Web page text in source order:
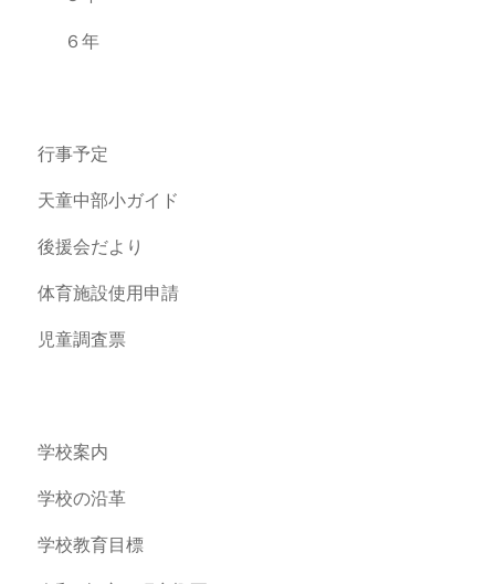
６年
行事予定
天童中部小ガイド
後援会だより
体育施設使用申請
児童調査票
学校案内
学校の沿革
学校教育目標